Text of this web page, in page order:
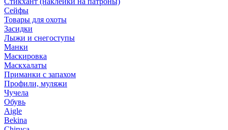
Сейфы
Товары для охоты
Засидки
Лыжи и снегоступы
Манки
Маскировка
Маскхалаты
Приманки с запахом
Профили, муляжи
Чучела
Обувь
Aigle
Bekina